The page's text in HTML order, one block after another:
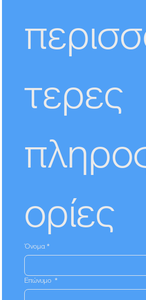
τερες
ορίες
Όνομα *
Επώνυμο *